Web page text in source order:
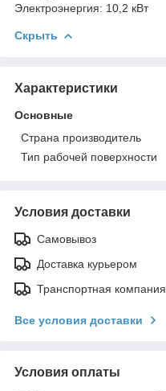
Электроэнергия: 10,2 кВт
Скрыть
Характеристики
Основные
Страна производитель
Тип рабочей поверхности
Условия доставки
Самовывоз
Доставка курьером
Транспортная компания
Все условия доставки
Условия оплаты